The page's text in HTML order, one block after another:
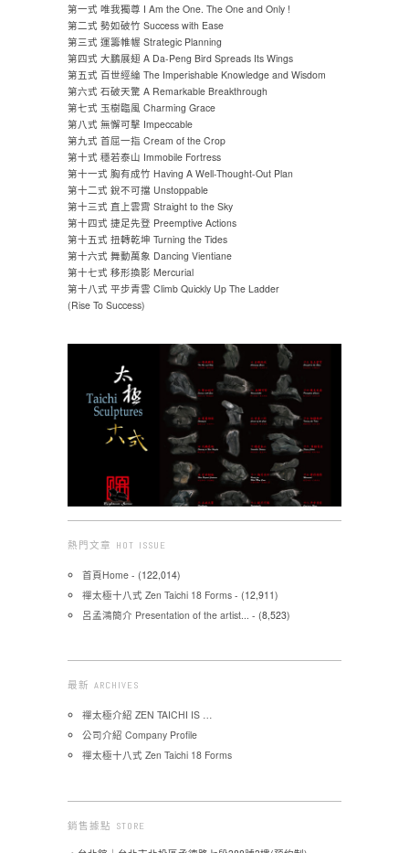
第一式 唯我獨尊 I Am the One. The One and Only !
第二式 勢如破竹 Success with Ease
第三式 運籌帷幄 Strategic Planning
第四式 大鵬展翅 A Da-Peng Bird Spreads Its Wings
第五式 百世經綸 The Imperishable Knowledge and Wisdom
第六式 石破天驚 A Remarkable Breakthrough
第七式 玉樹臨風 Charming Grace
第八式 無懈可擊 Impeccable
第九式 首屈一指 Cream of the Crop
第十式 穩若泰山 Immobile Fortress
第十一式 胸有成竹 Having A Well-Thought-Out Plan
第十二式 銳不可擋 Unstoppable
第十三式 直上雲霄 Straight to the Sky
第十四式 捷足先登 Preemptive Actions
第十五式 扭轉乾坤 Turning the Tides
第十六式 舞動萬象 Dancing Vientiane
第十七式 移形換影 Mercurial
第十八式 平步青雲 Climb Quickly Up The Ladder
(Rise To Success)
熱門文章 HOT ISSUE
首頁Home - (122,014)
禪太極十八式 Zen Taichi 18 Forms - (12,911)
呂孟鴻簡介 Presentation of the artist... - (8,523)
最新 ARCHIVES
禪太極介紹 ZEN TAICHI IS …
公司介紹 Company Profile
禪太極十八式 Zen Taichi 18 Forms
銷售據點 STORE